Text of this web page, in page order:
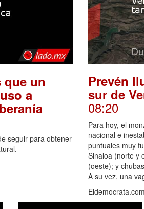
que un
a
seguir para obtener
Prevén
sur de
08:20
Para hoy, el
nacional e
puntuales muy
Sinaloa (norte y
(oeste); y
A su vez, una
Eldemocrata.com